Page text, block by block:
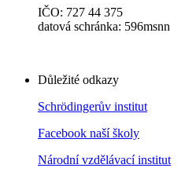
IČO: 727 44 375
datová schránka: 596msnn
Důležité odkazy
Schrödingerův institut
Facebook naší školy
Národní vzdělávací institut